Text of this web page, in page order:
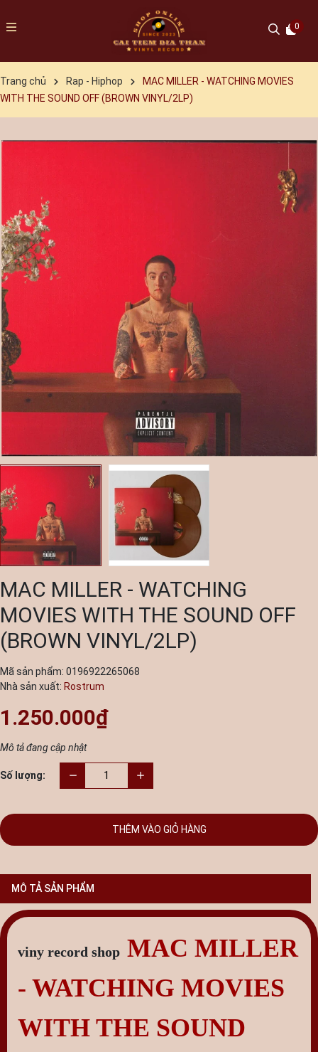
0
Trang chủ Rap - Hiphop
MAC MILLER - WATCHING MOVIES
WITH THE SOUND OFF (BROWN VINYL/2LP)
MAC MILLER - WATCHING
MOVIES WITH THE SOUND OFF
(BROWN VINYL/2LP)
Mã sản phẩm: 0196922265068
Nhà sản xuất: Rostrum
1.250.000₫
Mô tả đang cập nhật
Số lượng:
THÊM VÀO GIỎ HÀNG
MÔ TẢ SẢN PHẨM
viny record shop MAC MILLER
- WATCHING MOVIES
WITH THE SOUND